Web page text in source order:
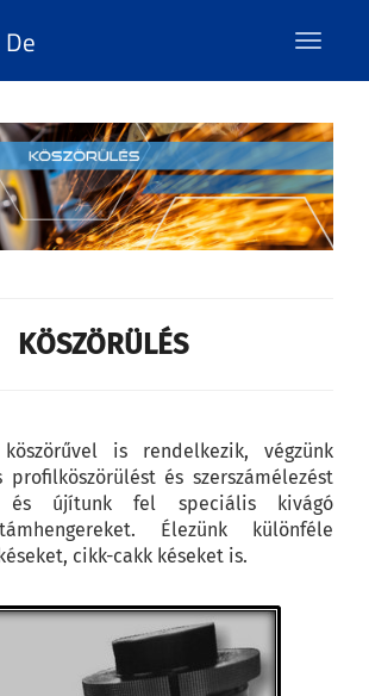
De
Toggle
KÖSZÖRÜLÉS
is rendelkezik, végzünk
profilköszörülést és szerszámélezést
és újítunk fel speciális kivágó
Élezünk különféle
cikk-cakk késeket is.